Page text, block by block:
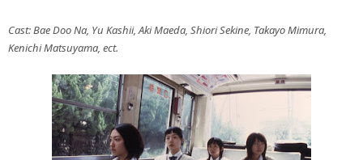
Cast: Bae Doo Na, Yu Kashii, Aki Maeda, Shiori Sekine, Takayo Mimura,
Kenichi Matsuyama, ect.